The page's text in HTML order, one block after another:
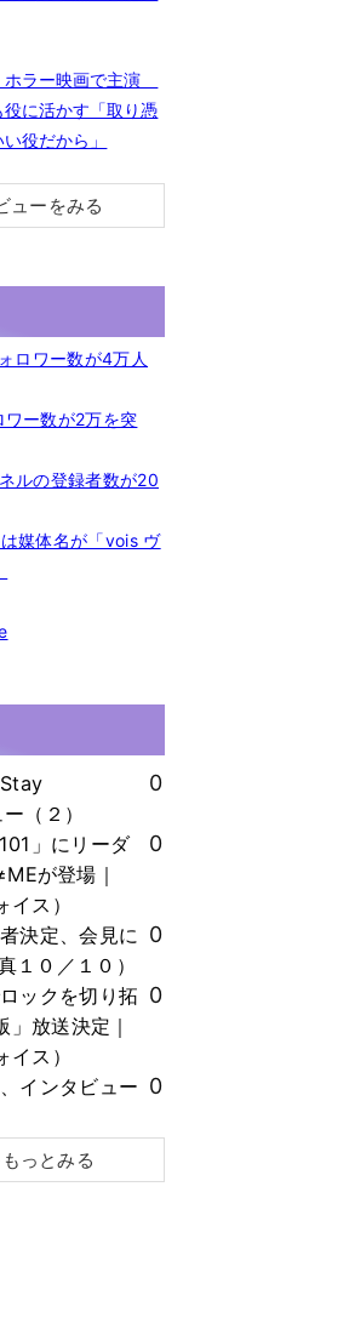
ホラー映画で主演
役に活かす「取り憑
役だから」
ューをみる
ワー数が4万人
ー数が2万を突
ルの登録者数が20
媒体名が「vois ヴ
Stay
（２）
0
」にリーダ
が登場｜
ス）
0
決定、会見に
１０／１０）
0
ックを切り拓
放送決定｜
ス）
0
インタビュー 0
っとみる